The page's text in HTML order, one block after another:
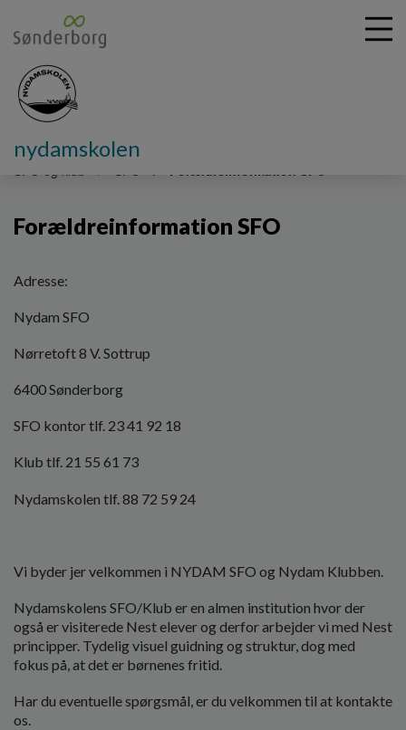
nydamskolen
SFO og klub SFO Forældreinformation SFO
Forældreinformation SFO
Adresse:
Nydam SFO
Nørretoft 8 V. Sottrup
6400 Sønderborg
SFO kontor tlf. 23 41 92 18
Klub tlf. 21 55 61 73
Nydamskolen tlf. 88 72 59 24
Vi byder jer velkommen i NYDAM SFO og Nydam Klubben.
Nydamskolens SFO/Klub er en almen institution hvor der
også er visiterede Nest elever og derfor arbejder vi med Nest
principper. Tydelig visuel guidning og struktur, dog med
fokus på, at det er børnenes fritid.
Har du eventuelle spørgsmål, er du velkommen til at kontakte
os.